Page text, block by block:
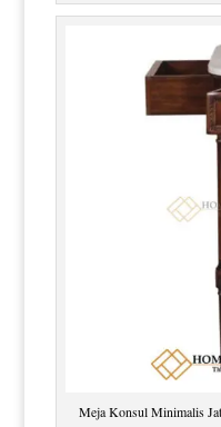
Meja Konsul Minimalis